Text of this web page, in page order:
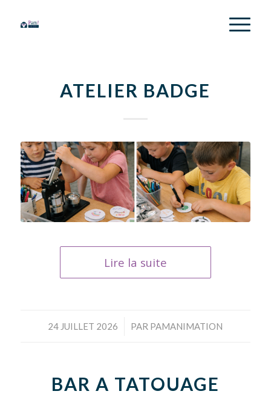
ATELIER BADGE
Lire la suite
24 JUILLET 2026
/ PAR PAMANIMATION
BAR A TATOUAGE